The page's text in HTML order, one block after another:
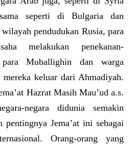
seperti di Bulgaria dan
wilayah pendudukan Rusia, para
melakukan penekanan-
para Muballighin dan warga
mereka keluar dari Ahmadiyah.
Hazrat Masih Mau’ud a.s.
negara didunia semakin
pentingnya Jema’at ini sebagai
Orang-orang yang